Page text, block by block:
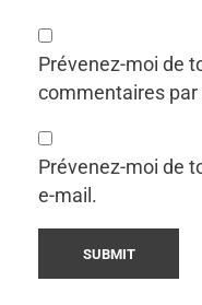
v
e
z
C
O
Prévenez-moi de
commentaires par
Prévenez-moi de
e-mail.